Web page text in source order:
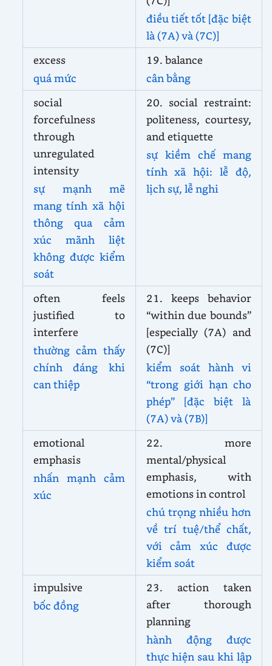
điều tiết tốt [đặc biệt
là (7A) và (7C)]
excess
quá mức
19. balance
cân bằng
social
forcefulness
through
unregulated
intensity
sự mạnh mẽ
mang tính xã hội
thông qua cảm
xúc mãnh liệt
không được kiểm
soát
20. social restraint:
politeness, courtesy,
and etiquette
sự kiềm chế mang
tính xã hội: lễ độ,
lịch sự, lễ nghi
often feels
justified to
interfere
thường cảm thấy
chính đáng khi
can thiệp
21. keeps behavior
“within due bounds”
[especially (7A) and
(7C)]
kiểm soát hành vi
“trong giới hạn cho
phép” [đặc biệt là
(7A) và (7B)]
emotional
emphasis
nhấn mạnh cảm
xúc
22. more
mental/physical
emphasis, with
emotions in control
chú trọng nhiều hơn
về trí tuệ/thể chất,
với cảm xúc được
kiểm soát
impulsive
bốc đồng
23. action taken
after thorough
planning
hành động được
thực hiện sau khi lập